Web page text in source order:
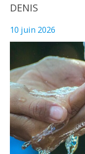
DENIS
10 juin 2026